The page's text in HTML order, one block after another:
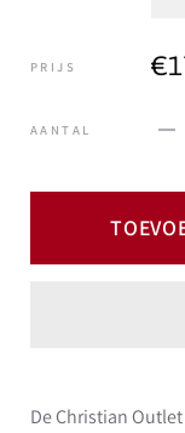
PRIJS
AANTAL
De Christian